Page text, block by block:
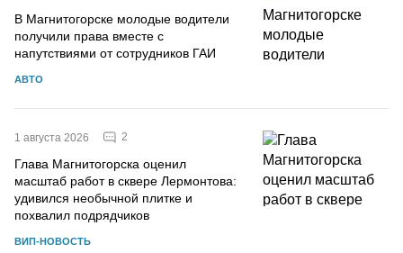
В Магнитогорске молодые водители
получили права вместе с
напутствиями от сотрудников ГАИ
АВТО
1 августа 2026 2
Глава Магнитогорска оценил
масштаб работ в сквере Лермонтова:
удивился необычной плитке и
похвалил подрядчиков
ВИП-НОВОСТЬ